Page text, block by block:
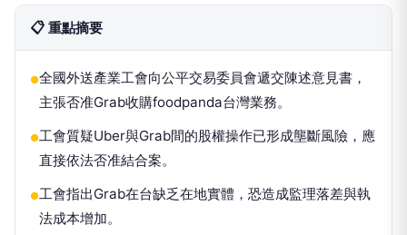
📋 重點摘要
●全國外送產業工會向公平交易委員會遞交陳述意見書，
主張否准Grab收購foodpanda台灣業務。
●工會質疑Uber與Grab間的股權操作已形成壟斷風險，應
直接依法否准結合案。
●工會指出Grab在台缺乏在地實體，恐造成監理落差與執
法成本增加。